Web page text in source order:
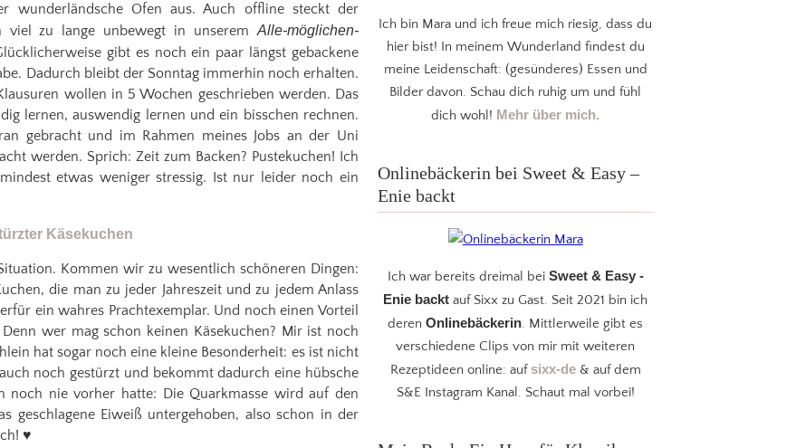
wunderländsche Ofen aus. Auch offline steckt der
viel zu lange unbewegt in unseremAlle-möglichen-
gibt es noch ein paar längst gebackene
Dadurch bleibt der Sonntag immerhin noch erhalten.
wollen in 5 Wochen geschrieben werden. Das
lernen, auswendig lernen und ein bisschen rechnen.
gebracht und im Rahmen meines Jobs an der Uni
werden. Sprich: Zeit zum Backen? Pustekuchen! Ich
etwas weniger stressig. Ist nur leider noch ein
Kommen wir zu wesentlich schöneren Dingen:
die man zu jeder Jahreszeit und zu jedem Anlass
ein wahres Prachtexemplar. Und noch einen Vorteil
wer mag schon keinen Käsekuchen? Mir ist noch
hat sogar noch eine kleine Besonderheit: es ist nicht
noch gestürzt und bekommt dadurch eine hübsche
noch nie vorher hatte: Die Quarkmasse wird auf den
geschlagene Eiweiß untergehoben, also schon in der
♥
Ich bin Mara und ich freue mich riesig, dass du
hier bist! In meinem Wunderland findest du
meine Leidenschaft: (gesünderes) Essen und
Bilder davon. Schau dich ruhig um und fühl
dich wohl! Mehr über mich.
Onlinebäckerin bei Sweet & Easy –
Enie backt
Ich war bereits dreimal bei Sweet & Easy -
Enie backt auf Sixx zu Gast. Seit 2021 bin ich
derenOnlinebäckerin. Mittlerweile gibt es
verschiedene Clips von mir mit weiteren
Rezeptideen online: auf sixx-de& auf dem
S&E Instagram Kanal. Schaut mal vorbei!